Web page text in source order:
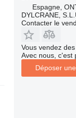
Espagne,
DYLCRANE,
Contacter le
Vous vendez
Avec nous, c'est
Déposer